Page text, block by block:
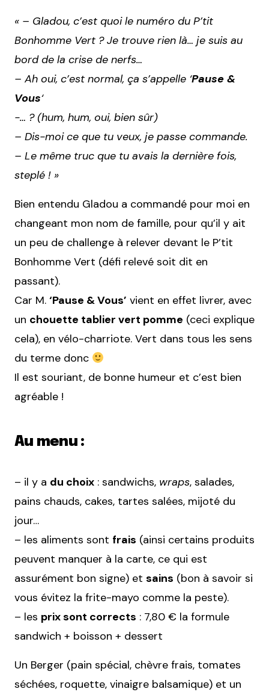
« – Gladou, c’est quoi le numéro du P’tit
Bonhomme Vert ? Je trouve rien là… je suis au
bord de la crise de nerfs…
– Ah oui, c’est normal, ça s’appelle ‘Pause &
Vous‘
-… ? (hum, hum, oui, bien sûr)
– Dis-moi ce que tu veux, je passe commande.
– Le même truc que tu avais la dernière fois,
steplé ! »
Bien entendu Gladou a commandé pour moi en
changeant mon nom de famille, pour qu’il y ait
un peu de challenge à relever devant le P’tit
Bonhomme Vert (défi relevé soit dit en
passant).
Car M. ‘Pause & Vous’ vient en effet livrer, avec
un chouette tablier vert pomme (ceci explique
cela), en vélo-charriote. Vert dans tous les sens
du terme donc
Il est souriant, de bonne humeur et c’est bien
agréable !
Au menu :
– il y a du choix : sandwichs, wraps, salades,
pains chauds, cakes, tartes salées, mijoté du
jour…
– les aliments sont frais (ainsi certains produits
peuvent manquer à la carte, ce qui est
assurément bon signe) et sains (bon à savoir si
vous évitez la frite-mayo comme la peste).
– les prix sont corrects : 7,80 € la formule
sandwich + boisson + dessert
Un Berger (pain spécial, chèvre frais, tomates
séchées, roquette, vinaigre balsamique) et un